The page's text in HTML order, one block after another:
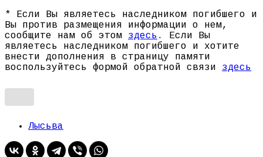
* Если Вы являетесь наследником погибшего и
Вы против размещения информации о нем,
сообщите нам об этом здесь . Если Вы
являетесь наследником погибшего и хотите
внести дополнения в страницу памяти
воспользуйтесь формой обратной связи здесь
Лысьва